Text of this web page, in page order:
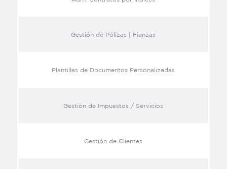
Gestión de Pólizas | Fianzas
Plantillas de Documentos Personalizadas
Gestión de Impuestos / Servicios
Gestión de Clientes